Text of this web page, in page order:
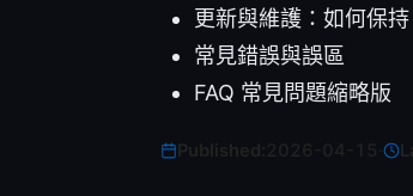
更新與維護：如何保
常見錯誤與誤區
FAQ 常見問題縮略版